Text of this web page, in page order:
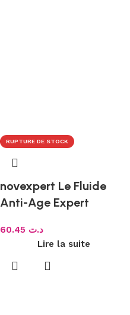
RUPTURE DE STOCK
novexpert Le Fluide
Anti-Age Expert
د.ت
Lire la suite